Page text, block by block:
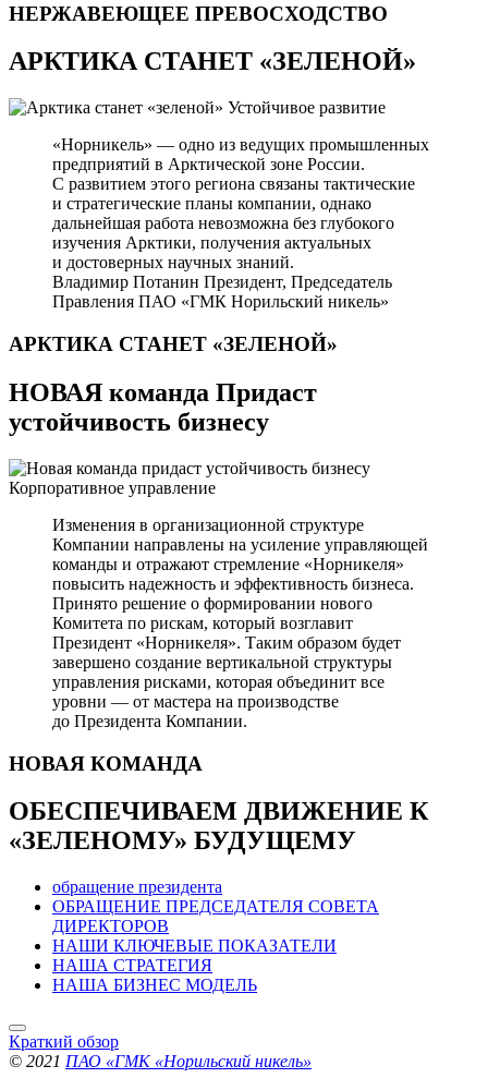
НЕРЖАВЕЮЩЕЕ ПРЕВОСХОДСТВО
АРКТИКА СТАНЕТ «ЗЕЛЕНОЙ»
Устойчивое развитие
«Норникель» — одно из ведущих промышленных
предприятий в Арктической зоне России.
С развитием этого региона связаны тактические
и стратегические планы компании, однако
дальнейшая работа невозможна без глубокого
изучения Арктики, получения актуальных
и достоверных научных знаний.
Владимир Потанин Президент, Председатель
Правления ПАО «ГМК Норильский никель»
АРКТИКА СТАНЕТ «ЗЕЛЕНОЙ»
НОВАЯ команда Придаст
устойчивость бизнесу
Корпоративное управление
Изменения в организационной структуре
Компании направлены на усиление управляющей
команды и отражают стремление «Норникеля»
повысить надежность и эффективность бизнеса.
Принято решение о формировании нового
Комитета по рискам, который возглавит
Президент «Норникеля». Таким образом будет
завершено создание вертикальной структуры
управления рисками, которая объединит все
уровни — от мастера на производстве
до Президента Компании.
НОВАЯ КОМАНДА
ОБЕСПЕЧИВАЕМ ДВИЖЕНИЕ К
«ЗЕЛЕНОМУ» БУДУЩЕМУ
обращение президента
ОБРАЩЕНИЕ ПРЕДСЕДАТЕЛЯ СОВЕТА
ДИРЕКТОРОВ
НАШИ КЛЮЧЕВЫЕ ПОКАЗАТЕЛИ
НАША СТРАТЕГИЯ
НАША БИЗНЕС МОДЕЛЬ
Краткий обзор
© 2021 ПАО «ГМК «Норильский никель»